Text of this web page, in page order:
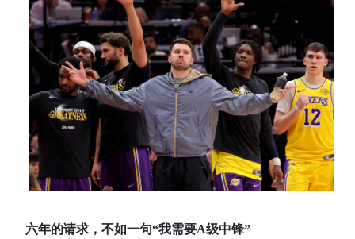
六年的请求，不如一句“我需要A级中锋”